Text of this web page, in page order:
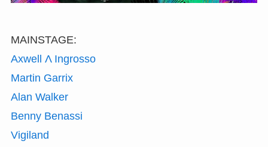
MAINSTAGE:
Axwell Λ Ingrosso
Martin Garrix
Alan Walker
Benny Benassi
Vigiland